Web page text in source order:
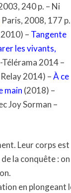
240 p. – Ni
Paris, 2008, 177
– Tangente
les vivants,
2014 –
2014) –À ce
main (2018) –
Joy Sorman –
Leur corps est
la conquête : on
en plongeant